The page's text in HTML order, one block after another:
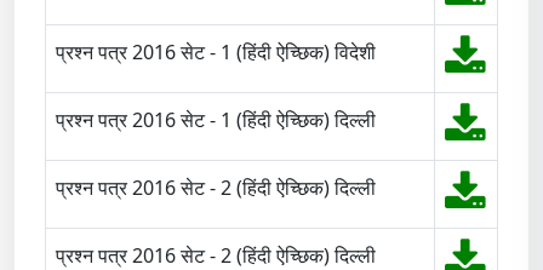
प्रश्न पत्र 2016 सेट - 1 (हिंदी ऐच्छिक) विदेशी
प्रश्न पत्र 2016 सेट - 1 (हिंदी ऐच्छिक) दिल्ली
प्रश्न पत्र 2016 सेट - 2 (हिंदी ऐच्छिक) दिल्ली
प्रश्न पत्र 2016 सेट - 2 (हिंदी ऐच्छिक) दिल्ली